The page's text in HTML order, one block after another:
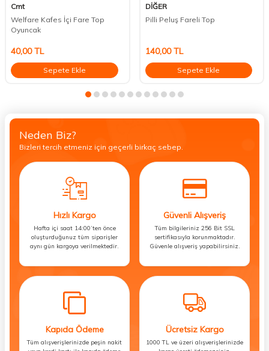
Cmt
Welfare Kafes İçi Fare Top
Oyuncak
40,00TL
Sepete Ekle
DİĞER
Pilli Peluş Fareli Top
140,00TL
Sepete Ekle
Neden Biz?
Bizleri tercih etmeniz için geçerli birkaç sebep.
Hızlı Kargo
Hafta içi saat 14:00’ten önce
oluşturduğunuz tüm siparişler
aynı gün kargoya verilmektedir.
Güvenli Alışveriş
Tüm bilgileriniz 256 Bit SSL
sertifikasıyla korunmaktadır.
Güvenle alışveriş yapabilirsiniz.
Kapıda Ödeme
Tüm alışverişlerinizde peşin nakit
Ücretsiz Kargo
1000 TL ve üzeri alışverişlerinizde